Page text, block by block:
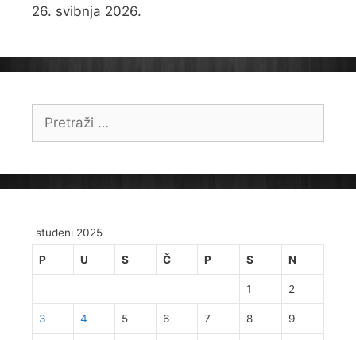
26. svibnja 2026.
studeni 2025
P U S Č P S N
1 2
3 4 5 6 7 8 9